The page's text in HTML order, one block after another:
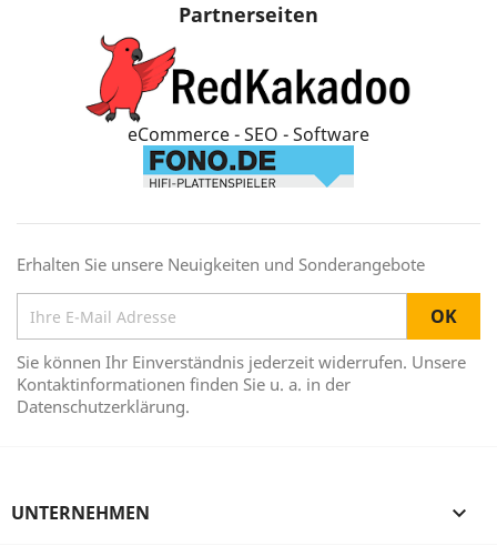
Partnerseiten
eCommerce - SEO - Software
Erhalten Sie unsere Neuigkeiten und Sonderangebote
Sie können Ihr Einverständnis jederzeit widerrufen. Unsere
Kontaktinformationen finden Sie u. a. in der
Datenschutzerklärung.
UNTERNEHMEN 